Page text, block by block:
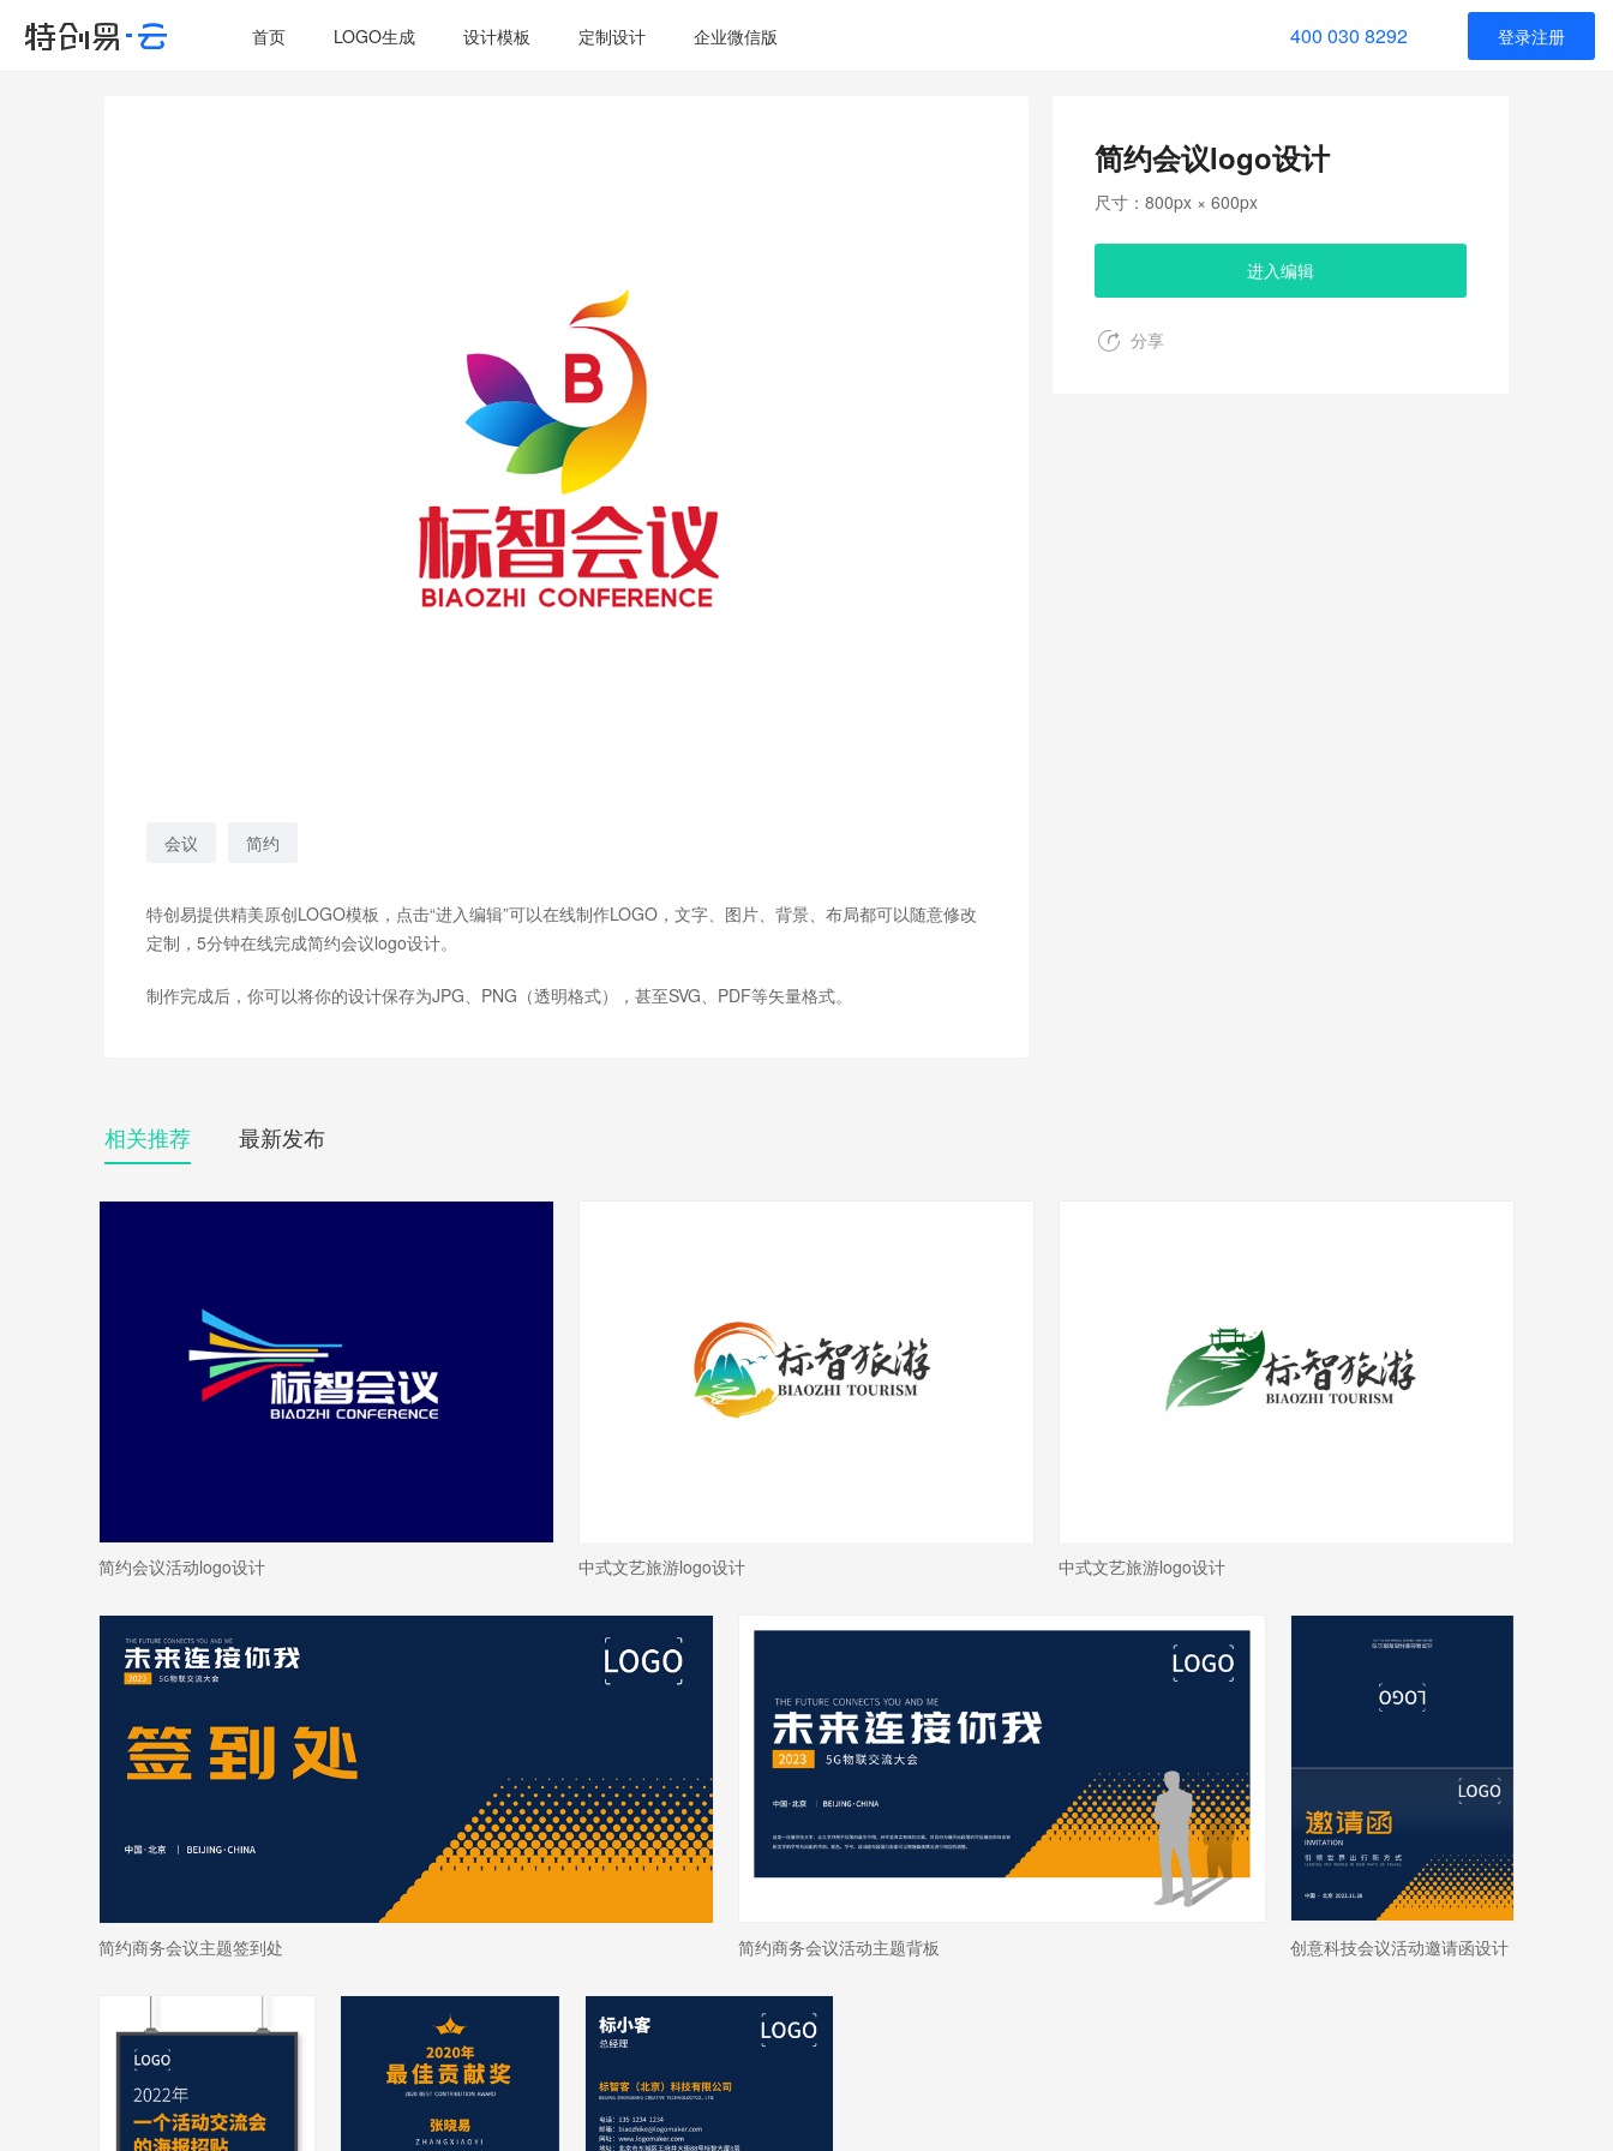
首页 LOGO生成 设计模板 定制设计 企业微信版 登录注册
400 030 8292
会议 简约
特创易提供精美原创LOGO模板，点击“进入编辑”可以在线制作LOGO，文字、图片、背景、布局都可以随意修改
定制，5分钟在线完成简约会议logo设计。
制作完成后，你可以将你的设计保存为JPG、PNG（透明格式），甚至SVG、PDF等矢量格式。
简约会议logo设计
尺寸：800px × 600px
进入编辑
分享
相关推荐 最新发布
简约会议活动logo设计 中式文艺旅游logo设计 中式文艺旅游logo设计
简约商务会议主题签到处 简约商务会议活动主题背板 创意科技会议活动邀请函设计